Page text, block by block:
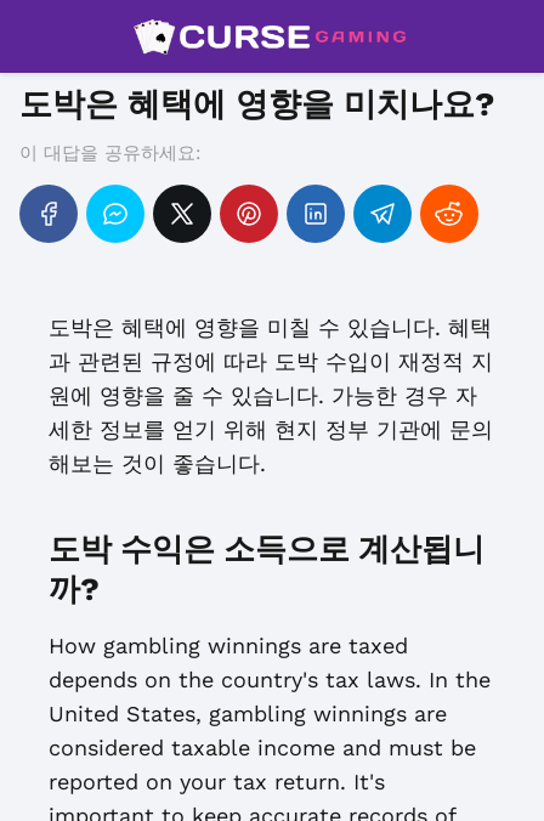
도박은 혜택에 영향을 미치나요?
이 대답을 공유하세요:
도박은 혜택에 영향을 미칠 수 있습니다. 혜택
과 관련된 규정에 따라 도박 수입이 재정적 지
원에 영향을 줄 수 있습니다. 가능한 경우 자
세한 정보를 얻기 위해 현지 정부 기관에 문의
해보는 것이 좋습니다.
도박 수익은 소득으로 계산됩니
까?
How gambling winnings are taxed
depends on the country's tax laws. In the
United States, gambling winnings are
considered taxable income and must be
reported on your tax return. It's
important to keep accurate records of